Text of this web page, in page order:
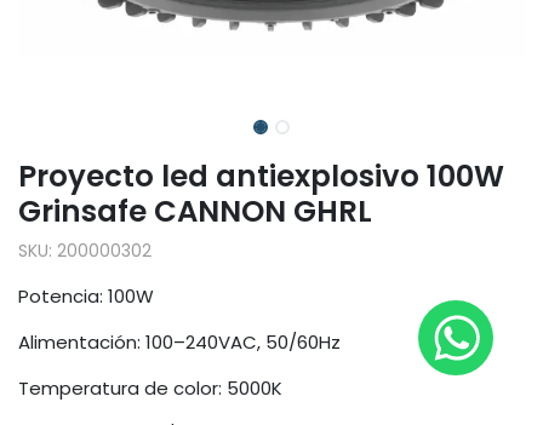
Proyecto led antiexplosivo 100W
Grinsafe CANNON GHRL
SKU: 200000302
Potencia: 100W
Alimentación: 100–240VAC, 50/60Hz
Temperatura de color: 5000K